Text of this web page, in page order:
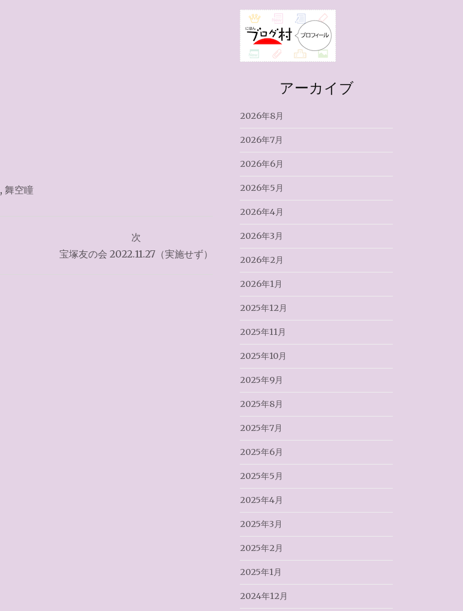
, 舞空瞳
次
宝塚友の会 2022.11.27（実施せず）
アーカイブ
2026年8月
2026年7月
2026年6月
2026年5月
2026年4月
2026年3月
2026年2月
2026年1月
2025年12月
2025年11月
2025年10月
2025年9月
2025年8月
2025年7月
2025年6月
2025年5月
2025年4月
2025年3月
2025年2月
2025年1月
2024年12月